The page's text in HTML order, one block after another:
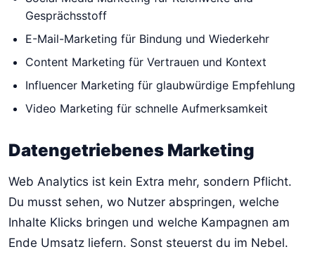
Gesprächsstoff
E-Mail-Marketing für Bindung und Wiederkehr
Content Marketing für Vertrauen und Kontext
Influencer Marketing für glaubwürdige Empfehlung
Video Marketing für schnelle Aufmerksamkeit
Datengetriebenes Marketing
Web Analytics ist kein Extra mehr, sondern Pflicht.
Du musst sehen, wo Nutzer abspringen, welche
Inhalte Klicks bringen und welche Kampagnen am
Ende Umsatz liefern. Sonst steuerst du im Nebel.